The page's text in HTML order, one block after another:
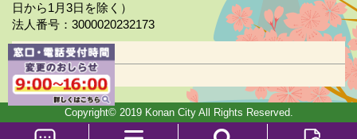
日から1月3日を除く）
法人番号：3000020232173
市役所案内
日曜市役所
Copyright© 2019 Konan City All Rights Reserved.